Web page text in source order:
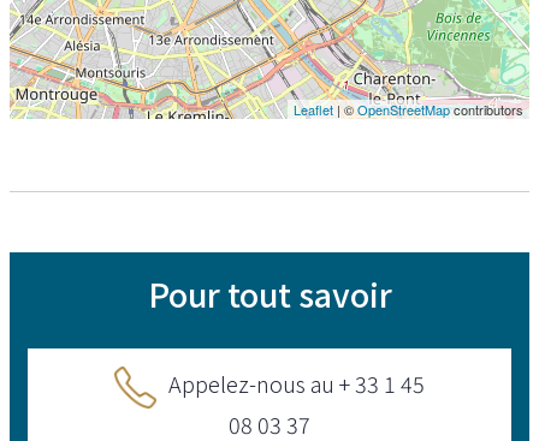
Leaflet| ©OpenStreetMapcontributors
Pour tout savoir
Appelez-nous au + 33 1 45
08 03 37